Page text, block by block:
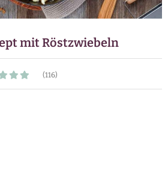
mit Röstzwiebeln
(116)